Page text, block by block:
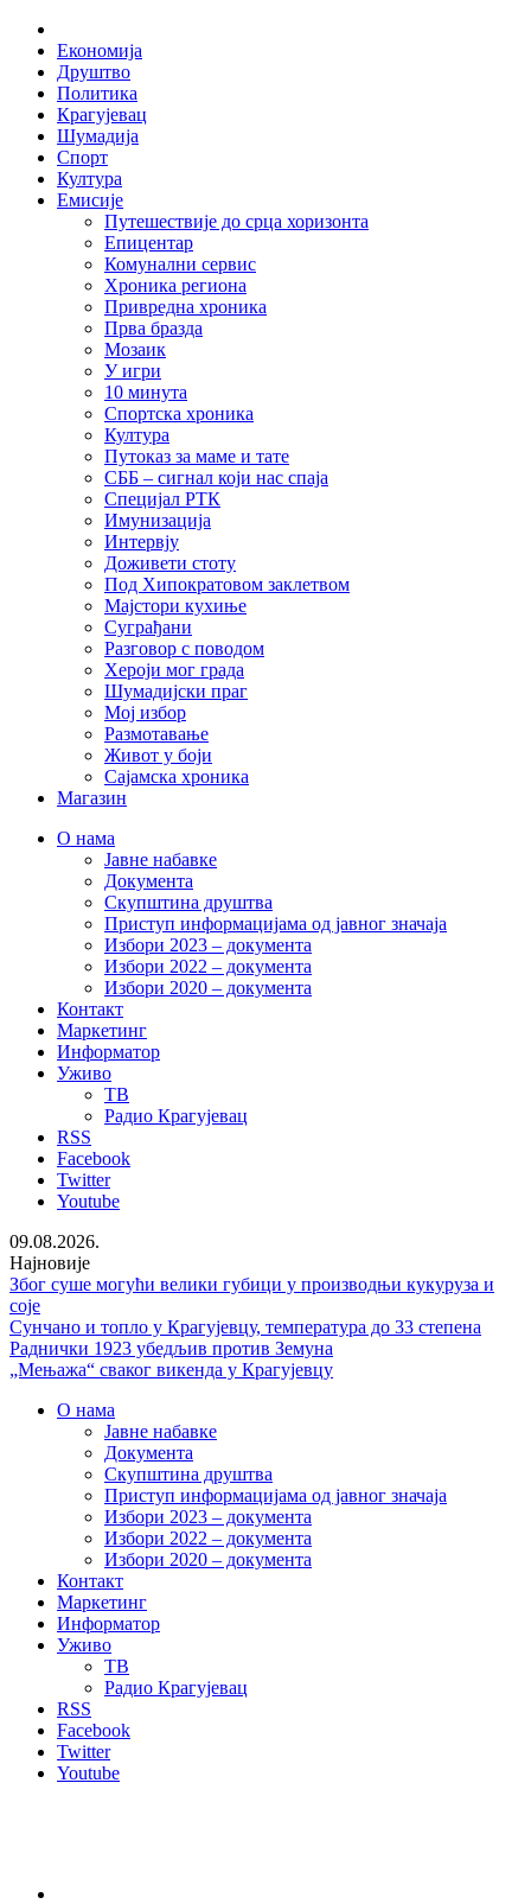
Skip
content
Економија
Друштво
Политика
Крагујевац
Шумадија
Спорт
Култура
Емисије
Путешествије до срца хоризонта
Епицентар
Комунални сервис
Хроника региона
Привредна хроника
Прва бразда
Мозаик
У игри
10 минута
Спортска хроника
Култура
Путоказ за маме и тате
СББ – сигнал који нас спаја
Специјал РТК
Имунизација
Интервју
Доживети стоту
Под Хипократовом заклетвом
Мајстори кухиње
Суграђани
Разговор с поводом
Хероји мог града
Шумадијски праг
Мој избор
Размотавање
Живот у боји
Сајамска хроника
Магазин
О нама
Јавне набавке
Документа
Скупштина друштва
Приступ информацијама од јавног значаја
Избори 2023 – документа
Избори 2022 – документа
Избори 2020 – документа
Контакт
Маркетинг
Информатор
Уживо
ТВ
Радио Крагујевац
RSS
Facebook
Twitter
Youtube
09.08.2026.
Најновије
Због суше могући велики губици у производњи кукуруза и
соје
Сунчано и топло у Крагујевцу, температура до 33 степена
Раднички 1923 убедљив против Земуна
„Мењажа“ сваког викенда у Крагујевцу
О нама
Јавне набавке
Документа
Скупштина друштва
Приступ информацијама од јавног значаја
Избори 2023 – документа
Избори 2022 – документа
Избори 2020 – документа
Контакт
Маркетинг
Информатор
Уживо
ТВ
Радио Крагујевац
RSS
Facebook
Twitter
Youtube